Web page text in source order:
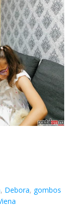
, Debora, gombos